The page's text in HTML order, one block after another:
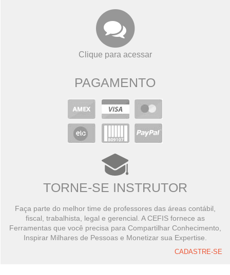
Clique para acessar
PAGAMENTO
TORNE-SE INSTRUTOR
Faça parte do melhor time de professores das áreas contábil,
fiscal, trabalhista, legal e gerencial. A CEFIS fornece as
Ferramentas que você precisa para Compartilhar Conhecimento,
Inspirar Milhares de Pessoas e Monetizar sua Expertise.
CADASTRE-SE